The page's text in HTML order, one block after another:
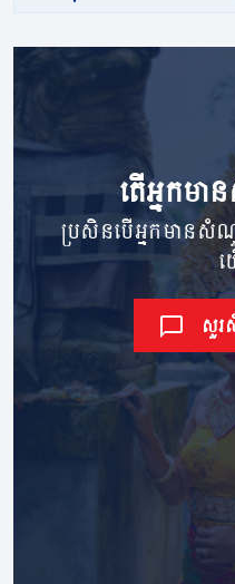
តើ​អ្នក​ម
ប្រសិនបើអ្នកមាន
យ
សួរ